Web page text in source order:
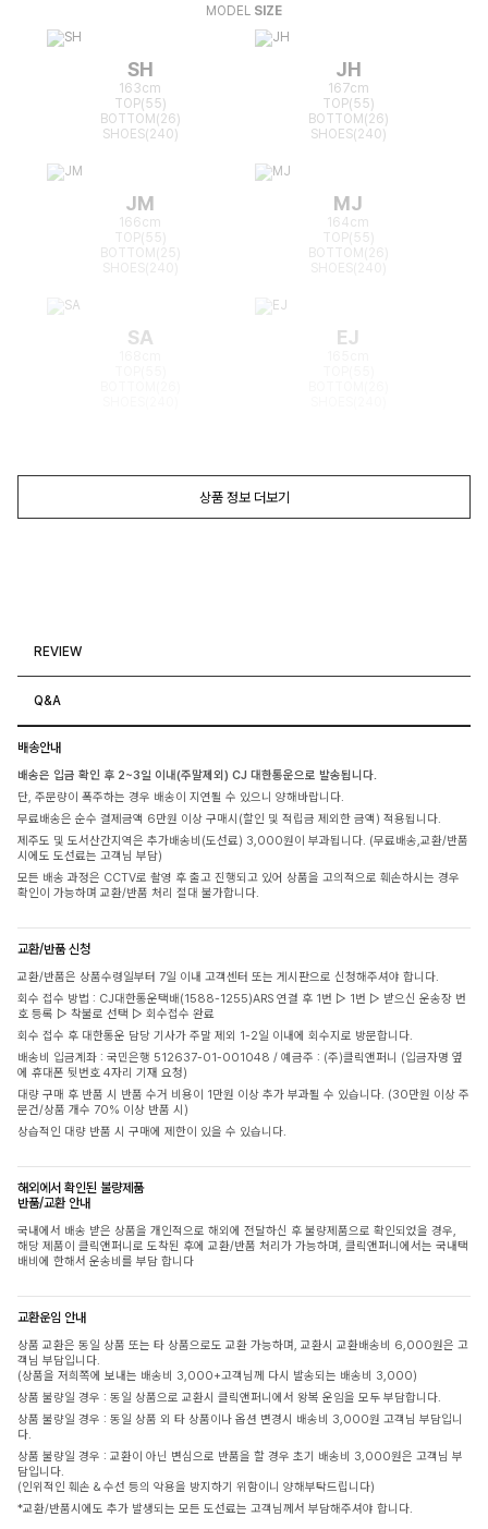
MODEL SIZE
SH
163cm
TOP(55)
BOTTOM(26)
SHOES(240)
JH
167cm
TOP(55)
BOTTOM(26)
SHOES(240)
JM
166cm
TOP(55)
BOTTOM(25)
MJ
164cm
TOP(55)
BOTTOM(26)
SA EJ
상품 정보 더보기
REVIEW
Q&A
배송안내
배송은 입금 확인 후 2~3일 이내(주말제외) CJ 대한통운으로 발송됩니다.
단, 주문량이 폭주하는 경우 배송이 지연될 수 있으니 양해바랍니다.
무료배송은 순수 결제금액 6만원 이상 구매시(할인 및 적립금 제외한 금액) 적용됩니다.
제주도 및 도서산간지역은 추가배송비(도선료) 3,000원이 부과됩니다. (무료배송,교환/반품
시에도 도선료는 고객님 부담)
모든 배송 과정은 CCTV로 촬영 후 출고 진행되고 있어 상품을 고의적으로 훼손하시는 경우
확인이 가능하며 교환/반품 처리 절대 불가합니다.
교환/반품 신청
교환/반품은 상품수령일부터 7일 이내 고객센터 또는 게시판으로 신청해주셔야 합니다.
회수 접수 방법 : CJ대한통운택배(1588-1255)ARS 연결 후 1번 ▷ 1번 ▷ 받으신 운송장 번
호 등록 ▷ 착불로 선택 ▷ 회수접수 완료
회수 접수 후 대한통운 담당 기사가 주말 제외 1-2일 이내에 회수지로 방문합니다.
배송비 입금계좌 : 국민은행 512637-01-001048 / 예금주 : (주)클릭앤퍼니 (입금자명 옆
에 휴대폰 뒷번호 4자리 기재 요청)
대량 구매 후 반품 시 반품 수거 비용이 1만원 이상 추가 부과될 수 있습니다. (30만원 이상 주
문건/상품 개수 70% 이상 반품 시)
상습적인 대량 반품 시 구매에 제한이 있을 수 있습니다.
해외에서 확인된 불량제품
반품/교환 안내
국내에서 배송 받은 상품을 개인적으로 해외에 전달하신 후 불량제품으로 확인되었을 경우,
해당 제품이 클릭앤퍼니로 도착된 후에 교환/반품 처리가 가능하며, 클릭앤퍼니에서는 국내택
배비에 한해서 운송비를 부담 합니다
교환운임 안내
상품 교환은 동일 상품 또는 타 상품으로도 교환 가능하며, 교환시 교환배송비 6,000원은 고
객님 부담입니다.
(상품을 저희쪽에 보내는 배송비 3,000+고객님께 다시 발송되는 배송비 3,000)
상품 불량일 경우 : 동일 상품으로 교환시 클릭앤퍼니에서 왕복 운임을 모두 부담합니다.
상품 불량일 경우 : 동일 상품 외 타 상품이나 옵션 변경시 배송비 3,000원 고객님 부담입니
다.
상품 불량일 경우 : 교환이 아닌 변심으로 반품을 할 경우 초기 배송비 3,000원은 고객님 부
담입니다.
(인위적인 훼손 & 수선 등의 악용을 방지하기 위함이니 양해부탁드립니다)
*교환/반품시에도 추가 발생되는 모든 도선료는 고객님께서 부담해주셔야 합니다.